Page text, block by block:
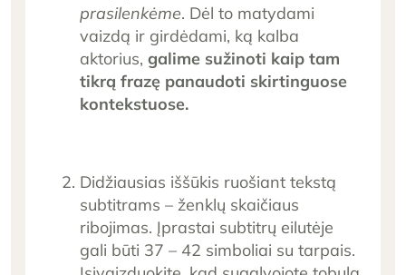
prasilenkėme. Dėl to matydami
vaizdą ir girdėdami, ką kalba
aktorius, galime sužinoti kaip tam
tikrą frazę panaudoti skirtinguose
kontekstuose.
Didžiausias iššūkis ruošiant tekstą
subtitrams – ženklų skaičiaus
ribojimas. Įprastai subtitrų eilutėje
gali būti 37 – 42 simboliai su tarpais.